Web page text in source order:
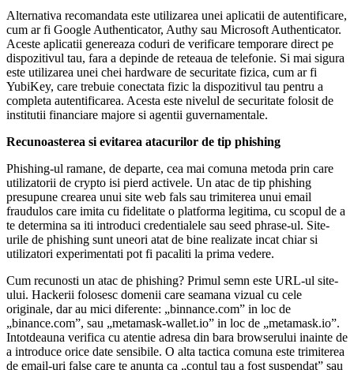
Alternativa recomandata este utilizarea unei aplicatii de autentificare,
cum ar fi Google Authenticator, Authy sau Microsoft Authenticator.
Aceste aplicatii genereaza coduri de verificare temporare direct pe
dispozitivul tau, fara a depinde de reteaua de telefonie. Si mai sigura
este utilizarea unei chei hardware de securitate fizica, cum ar fi
YubiKey, care trebuie conectata fizic la dispozitivul tau pentru a
completa autentificarea. Acesta este nivelul de securitate folosit de
institutii financiare majore si agentii guvernamentale.
Recunoasterea si evitarea atacurilor de tip phishing
Phishing-ul ramane, de departe, cea mai comuna metoda prin care
utilizatorii de crypto isi pierd activele. Un atac de tip phishing
presupune crearea unui site web fals sau trimiterea unui email
fraudulos care imita cu fidelitate o platforma legitima, cu scopul de a
te determina sa iti introduci credentialele sau seed phrase-ul. Site-
urile de phishing sunt uneori atat de bine realizate incat chiar si
utilizatori experimentati pot fi pacaliti la prima vedere.
Cum recunosti un atac de phishing? Primul semn este URL-ul site-
ului. Hackerii folosesc domenii care seamana vizual cu cele
originale, dar au mici diferente: „binnance.com” in loc de
„binance.com”, sau „metamask-wallet.io” in loc de „metamask.io”.
Intotdeauna verifica cu atentie adresa din bara browserului inainte de
a introduce orice date sensibile. O alta tactica comuna este trimiterea
de email-uri false care te anunta ca „contul tau a fost suspendat” sau